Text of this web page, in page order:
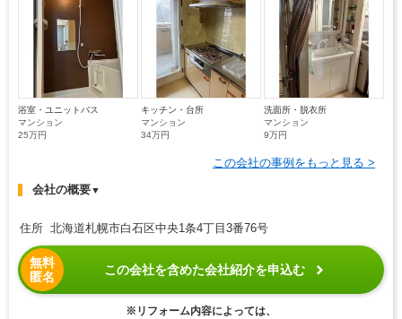
浴室・ユニットバス
マンション
25万円
キッチン・台所
マンション
34万円
洗面所・脱衣所
マンション
9万円
この会社の事例をもっと見る >
会社の概要▼
住所 北海道札幌市白石区中央1条4丁目3番76号
無料
匿名
この会社を含めた会社紹介を申込む
※リフォーム内容によっては、